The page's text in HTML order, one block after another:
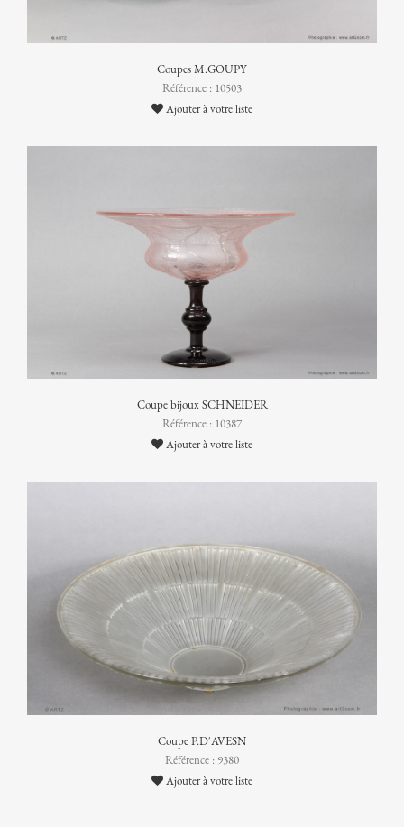
Coupes M.GOUPY
Référence : 10503
Ajouter à votre liste
Coupe bijoux SCHNEIDER
Référence : 10387
Ajouter à votre liste
Coupe P.D'AVESN
Référence : 9380
Ajouter à votre liste